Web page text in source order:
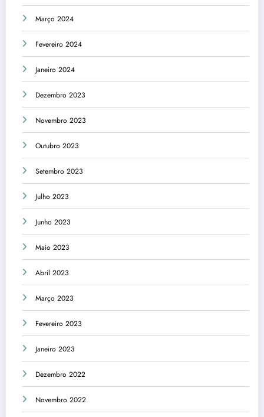
Março 2024
Fevereiro 2024
Janeiro 2024
Dezembro 2023
Novembro 2023
Outubro 2023
Setembro 2023
Julho 2023
Junho 2023
Maio 2023
Abril 2023
Março 2023
Fevereiro 2023
Janeiro 2023
Dezembro 2022
Novembro 2022